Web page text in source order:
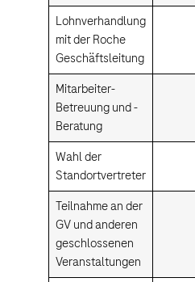
Lohnverhandlung
mit der Roche
Geschäftsleitung
Mitarbeiter-
Betreuung und -
Beratung
Wahl der
Standortvertreter
Teilnahme an der
GV und anderen
geschlossenen
Veranstaltungen